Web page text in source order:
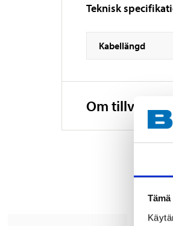
Teknisk
Kabellängd
Om